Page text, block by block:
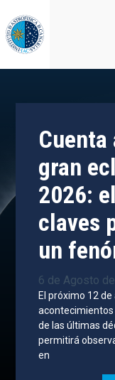
al
contenido
principal
Cuenta
gran
2026:
claves
un
6 de Agosto
El próximo 12
de las últimas
permitirá
en